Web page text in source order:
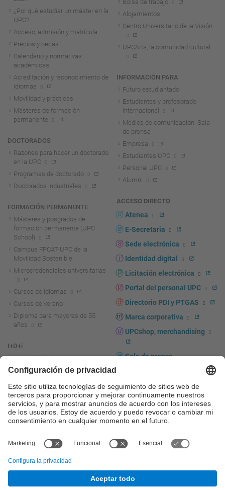
¿Por qué estudiar un máster en la
UPC?
Acceso, admisión y matrícula
Precios y becas
Calendario y normativas
académicas
Acreditación y reconocimiento de
idiomas
Movilidad y prácticas
Másteres de formación
permanente
DOCTORADOS
Razones para hacer un doctorado
en la UPC
Programas de doctorado
Doctorados industriales
FORMACIÓN PERMANENTE
Másteres y posgrados de
formación permanente (UPC
School)
Campus FPCAT-UPC de la
Movilidad Sostenible
Microcredenciales universitarias
Cursos de idiomas
Cursos de verano
Diploma para mayores de 55
años
I+D+i
Actualidad I+D+I
La investigación en la UPC
investigación
La transferencia, el
emprendimiento y la innovación
en la UPC
transferencia, el emprendimiento
Servicios a las empresas
Servicios Científico-técnicos
Bolsa de trabajo
Alojamientos
Centro Universitario de la Visión
UPCArts, la comunidad cultural
INFORMACIÓN PARA
Futuro estudiantado
Estudiantes y profesorado
internacional
Medios de comunicación. Sala
de prensa
Empresa
Estudiantes UPC
Personal UPC
Alumni
ACCESO DIRECTO
Atenea
E-Secretaria
Sede electrónica
Identidad digital
Licitación electrónica
Portal del personal UPC
Directorio PDI y PTGAS
Marca corporativa
UPCshop, merchandising
Sala de prensa